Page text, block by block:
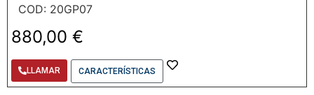
COD: 20GP07
880,00 €
LLAMAR CARACTERÍSTICAS